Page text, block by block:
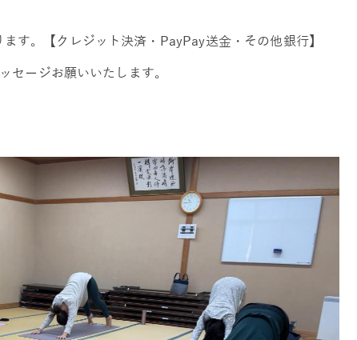
す。【クレジット決済・PayPay送金・その他銀行】
セージお願いいたします。